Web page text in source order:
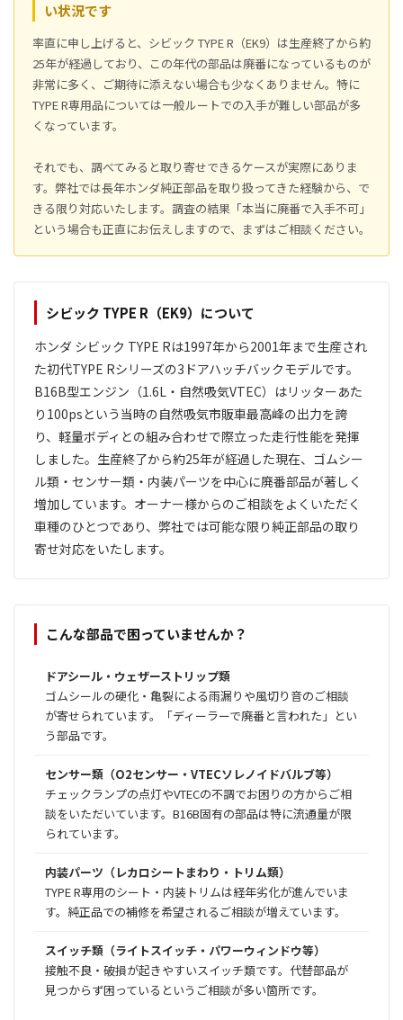
い状況です
率直に申し上げると、シビック TYPE R（EK9）は生産終了から約
25年が経過しており、この年代の部品は廃番になっているものが
非常に多く、ご期待に添えない場合も少なくありません。特に
TYPE R専用品については一般ルートでの入手が難しい部品が多
くなっています。
それでも、調べてみると取り寄せできるケースが実際にありま
す。弊社では長年ホンダ純正部品を取り扱ってきた経験から、で
きる限り対応いたします。調査の結果「本当に廃番で入手不可」
という場合も正直にお伝えしますので、まずはご相談ください。
シビック TYPE R（EK9）について
ホンダ シビック TYPE Rは1997年から2001年まで生産され
た初代TYPE Rシリーズの3ドアハッチバックモデルです。
B16B型エンジン（1.6L・自然吸気VTEC）はリッターあた
り100psという当時の自然吸気市販車最高峰の出力を誇
り、軽量ボディとの組み合わせで際立った走行性能を発揮
しました。生産終了から約25年が経過した現在、ゴムシー
ル類・センサー類・内装パーツを中心に廃番部品が著しく
増加しています。オーナー様からのご相談をよくいただく
車種のひとつであり、弊社では可能な限り純正部品の取り
寄せ対応をいたします。
こんな部品で困っていませんか？
ドアシール・ウェザーストリップ類
ゴムシールの硬化・亀裂による雨漏りや風切り音のご相談
が寄せられています。「ディーラーで廃番と言われた」とい
う部品です。
センサー類（O2センサー・VTECソレノイドバルブ等）
チェックランプの点灯やVTECの不調でお困りの方からご相
談をいただいています。B16B固有の部品は特に流通量が限
られています。
内装パーツ（レカロシートまわり・トリム類）
TYPE R専用のシート・内装トリムは経年劣化が進んでいま
す。純正品での補修を希望されるご相談が増えています。
スイッチ類（ライトスイッチ・パワーウィンドウ等）
接触不良・破損が起きやすいスイッチ類です。代替部品が
見つからず困っているというご相談が多い箇所です。